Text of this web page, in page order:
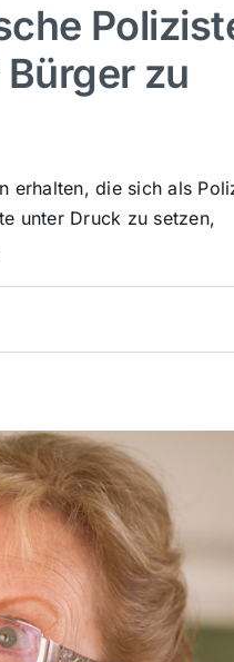
zu
erhalten, die sich als
unter Druck zu setzen,